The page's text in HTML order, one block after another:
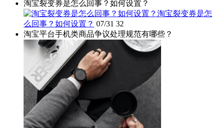
淘宝裂变券是怎么回事？如何设置？
淘宝裂变券是怎
么回事？如何设置？ 07/31 32
淘宝平台手机类商品争议处理规范有哪些？